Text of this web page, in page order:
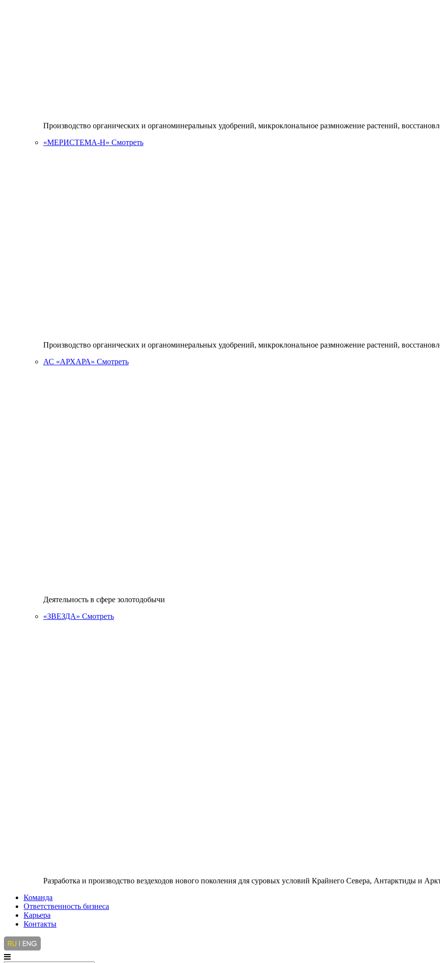
Производство органических и органоминеральных удобрений, микроклональное размножение растений,
«МЕРИСТЕМА-Н» Смотреть
Производство органических и органоминеральных удобрений, микроклональное размножение растений,
АС «АРХАРА» Смотреть
Деятельность в сфере золотодобычи
«ЗВЕЗДА» Смотреть
Разработка и производство вездеходов нового поколения для суровых условий Крайнего Севера, Антарктиды и
Команда
Ответственность бизнеса
Карьера
Контакты